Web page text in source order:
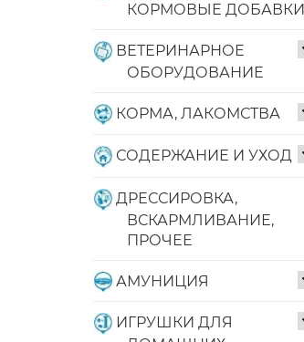
КОРМОВЫЕ ДОБАВКИ
ВЕТЕРИНАРНОЕ
ОБОРУДОВАНИЕ
КОРМА, ЛАКОМСТВА
СОДЕРЖАНИЕ И УХОД
ДРЕССИРОВКА,
ВСКАРМЛИВАНИЕ,
ПРОЧЕЕ
АМУНИЦИЯ
ИГРУШКИ ДЛЯ